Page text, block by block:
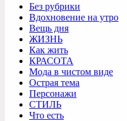
Без рубрики
Вдохновение на утро
Вещь дня
ЖИЗНЬ
Как жить
КРАСОТА
Мода в чистом виде
Острая тема
Персонажи
СТИЛЬ
Что есть